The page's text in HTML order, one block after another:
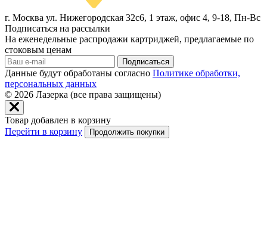
г. Москва ул. Нижегородская 32с6, 1 этаж, офис 4, 9-18, Пн-Вс
Подписаться на рассылки
На еженедельные распродажи картриджей, предлагаемые по
стоковым ценам
Подписаться
Данные будут обработаны согласно Политике обработки,
персональных данных
© 2026 Лазерка (все права защищены)
Товар добавлен в корзину
Перейти в корзину
Продолжить покупки